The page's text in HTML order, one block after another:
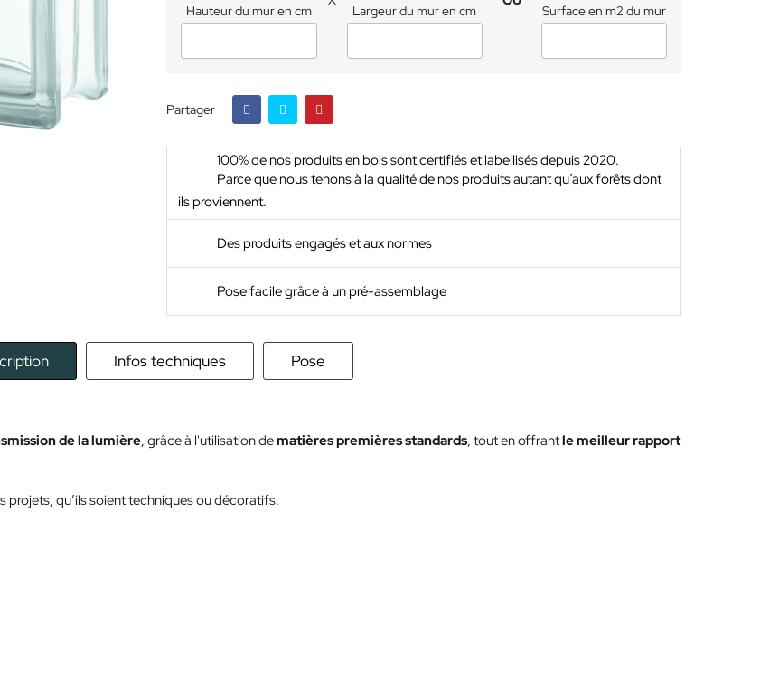
Hauteur du mur en cm Largeur du mur en cm Surface en m2 du mur
Partager
100% de nos produits en bois sont certifiés et labellisés depuis 2020.
Parce que nous tenons à la qualité de nos produits autant qu’aux forêts dont
ils proviennent.
Des produits engagés et aux normes
Pose facile grâce à un pré-assemblage
Infos techniques Pose
de la lumière, grâce à l'utilisation dematières premières standards, tout en offrantle meilleur rapport
projets, qu’ils soient techniques ou décoratifs.